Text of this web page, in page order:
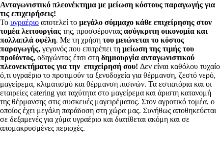
Ανταγωνιστικό πλεονέκτημα με μείωση κόστους παραγωγής για
τις επιχειρήσεις!
Το υγραέριο αποτελεί το μεγάλο σύμμαχο κάθε επιχείρησης στον
τομέα λειτουργίας της, προσφέροντας ασύγκριτη οικονομία και
πολλαπλά οφέλη. Με τη χρήση του μειώνεται το κόστος
παραγωγής, γεγονός που επιτρέπει τη μείωση της τιμής του
προϊόντος, οδηγώντας έτσι στη δημιουργία ανταγωνιστικού
πλεονεκτήματος για την επιχείρησή σου! Δεν είναι καθόλου τυχαίο
ό,τι υγραέριο το προτιμούν τα ξενοδοχεία για θέρμανση, ζεστό νερό,
μαγείρεμα, κλιματισμό και θέρμανση πισινών. Τα εστιατόρια και οι
εταιρείες catering για ταχύτητα στο μαγείρεμα και άριστη κατανομή
της θέρμανσης στις συσκευές μαγειρέματος. Στον αγροτικό τομέα, ο
οποίος έχει μεγάλη παράδοση στη χώρα μας. Συνήθως αποθηκεύεται
σε δεξαμενές για χύμα υγραέριο και διατίθεται ακόμη και σε
απομακρυσμένες περιοχές.